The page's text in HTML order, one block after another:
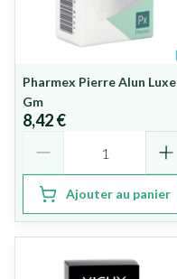
Pharmex Pierre Alun Luxe
Gm
8,42 €
Ajouter au panier